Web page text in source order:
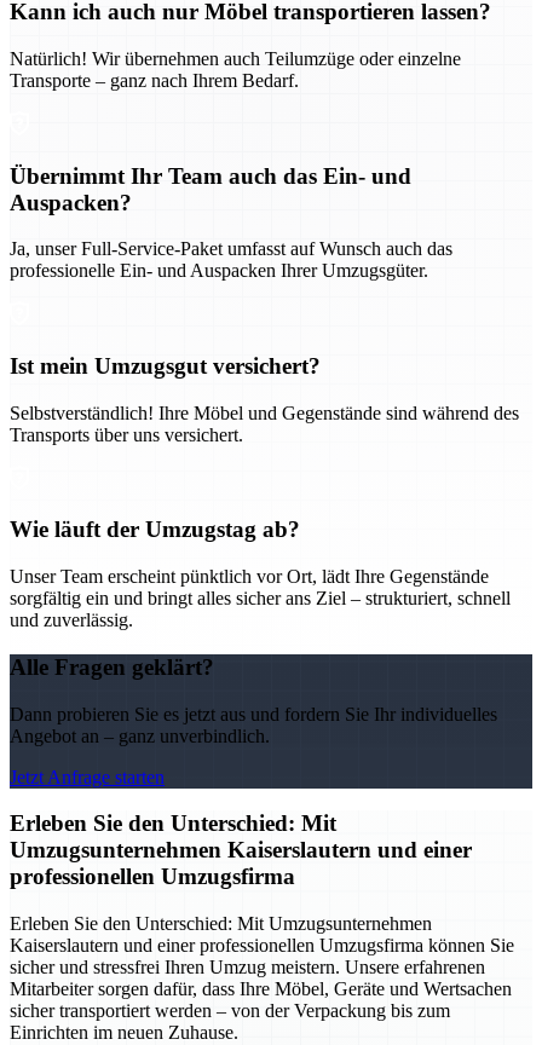
Kann ich auch nur Möbel transportieren lassen?
Natürlich! Wir übernehmen auch Teilumzüge oder einzelne
Transporte – ganz nach Ihrem Bedarf.
Übernimmt Ihr Team auch das Ein- und
Auspacken?
Ja, unser Full-Service-Paket umfasst auf Wunsch auch das
professionelle Ein- und Auspacken Ihrer Umzugsgüter.
Ist mein Umzugsgut versichert?
Selbstverständlich! Ihre Möbel und Gegenstände sind während des
Transports über uns versichert.
Wie läuft der Umzugstag ab?
Unser Team erscheint pünktlich vor Ort, lädt Ihre Gegenstände
sorgfältig ein und bringt alles sicher ans Ziel – strukturiert, schnell
und zuverlässig.
Alle Fragen geklärt?
Dann probieren Sie es jetzt aus und fordern Sie Ihr individuelles
Angebot an – ganz unverbindlich.
Jetzt Anfrage starten
Erleben Sie den Unterschied: Mit
Umzugsunternehmen Kaiserslautern und einer
professionellen Umzugsfirma
Erleben Sie den Unterschied: Mit Umzugsunternehmen
Kaiserslautern und einer professionellen Umzugsfirma können Sie
sicher und stressfrei Ihren Umzug meistern. Unsere erfahrenen
Mitarbeiter sorgen dafür, dass Ihre Möbel, Geräte und Wertsachen
sicher transportiert werden – von der Verpackung bis zum
Einrichten im neuen Zuhause.